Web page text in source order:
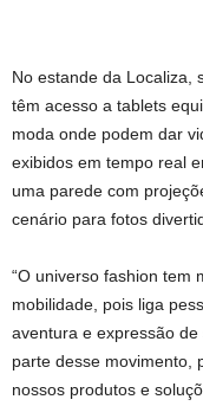
No estande da Localiza,
têm acesso a tablets
moda onde podem dar
exibidos em tempo real
uma parede com
cenário para fotos
“O universo fashion tem
mobilidade, pois liga
aventura e expressão
parte desse movimento,
nossos produtos e